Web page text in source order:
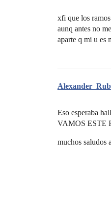
xfi que los
aunq antes no
aparte q mi u es
Eso esperaba
VAMOS ESTE
muchos saludos